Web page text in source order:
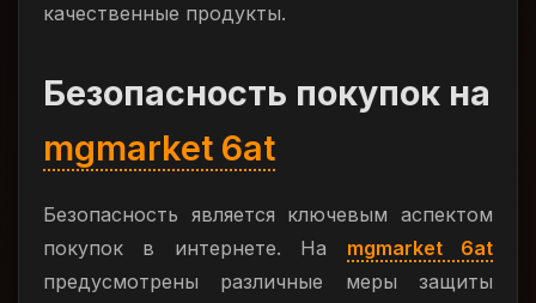
качественные продукты.
Безопасность покупок на
mgmarket 6at
Безопасность является ключевым аспектом
покупок в интернете. На mgmarket 6at
предусмотрены различные меры защиты